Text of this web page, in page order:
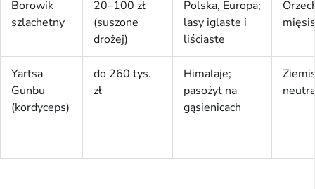
Borowik
szlachetny
20–100 zł
(suszone
drożej)
Polska, Europa;
lasy iglaste i
liściaste
Yartsa
Gunbu
(kordyceps)
do 260 tys.
zł
Himalaje;
pasożyt na
gąsienicach